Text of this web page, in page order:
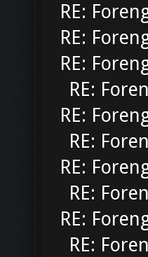
RE:
RE:
RE:
RE:
RE:
RE:
RE:
RE:
RE:
RE: